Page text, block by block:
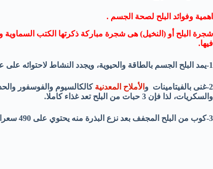
اهمية وفوائد البلح لصحة الجسم .
شجرة البلح أو (النخيل) هى شجرة مباركة ذكرتها الكتب
فيها.
1-يمد البلح الجسم بالطاقة والحيوية، ويجدد النشاط لاحتوائه على عناصر غذائية متعددة.
2-غنى بالفيتامينات و الأملاح المعدنية كالكالسيوم والفوسفور
والسكريات، لذا فإن 3 حبات من البلح تعد غذاء كاملا.
3-كوب من البلح المجفف بعد نزع البذرة منه يحتوي على 490 سعرا حراريا.